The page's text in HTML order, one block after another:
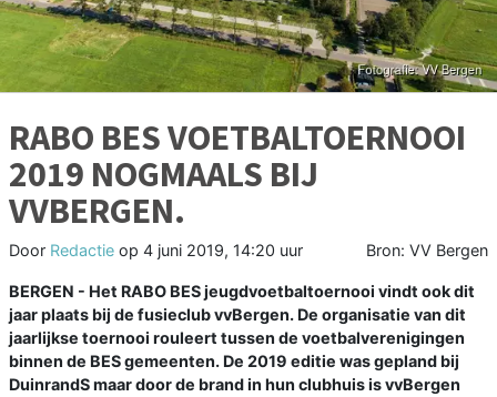
RABO BES VOETBALTOERNOOI
2019 NOGMAALS BIJ
VVBERGEN.
Door Redactie op 4 juni 2019, 14:20 uur Bron: VV Bergen
BERGEN - Het RABO BES jeugdvoetbaltoernooi vindt ook dit
jaar plaats bij de fusieclub vvBergen. De organisatie van dit
jaarlijkse toernooi rouleert tussen de voetbalverenigingen
binnen de BES gemeenten. De 2019 editie was gepland bij
DuinrandS maar door de brand in hun clubhuis is vvBergen